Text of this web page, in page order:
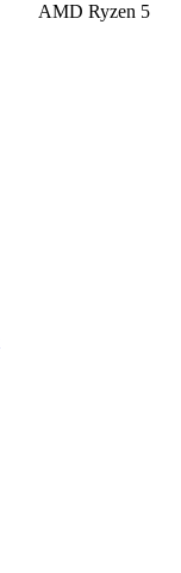
AMD Ryzen 5